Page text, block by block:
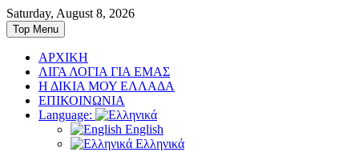
Skip
to
content
Saturday, August 8, 2026
Top Menu
ΑΡΧΙΚΗ
ΛΙΓΑ ΛΟΓΙΑ ΓΙΑ ΕΜΑΣ
Η ΔΙΚΙΑ ΜΟΥ ΕΛΛΑΔΑ
ΕΠΙΚΟΙΝΩΝΙΑ
Language:
English
Ελληνικά